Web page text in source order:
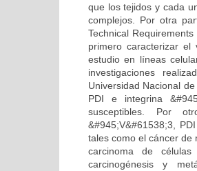
que los tejidos y cada
complejos. Por otra
Technical
primero caracterizar
estudio en líneas
investigaciones
Universidad Nacional
PDI e integrina
susceptibles. Por
&#945;V&#61538;3,
tales como el cáncer de
carcinoma de
carcinogénesis y